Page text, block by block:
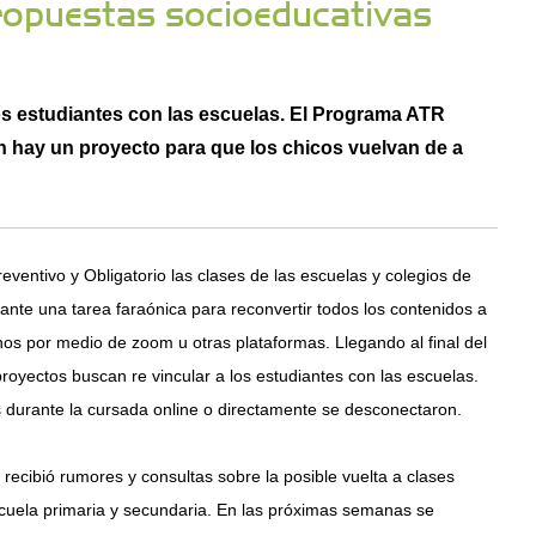
socioeducativas
estudiantes con las escuelas. El Programa ATR
hay un proyecto para que los chicos vuelvan de a
y Obligatorio las clases de las escuelas y colegios de
una tarea faraónica para reconvertir todos los contenidos a
por medio de zoom u otras plataformas. Llegando al final del
buscan re vincular a los estudiantes con las escuelas.
la cursada online o directamente se desconectaron.
rumores y consultas sobre la posible vuelta a clases
primaria y secundaria. En las próximas semanas se